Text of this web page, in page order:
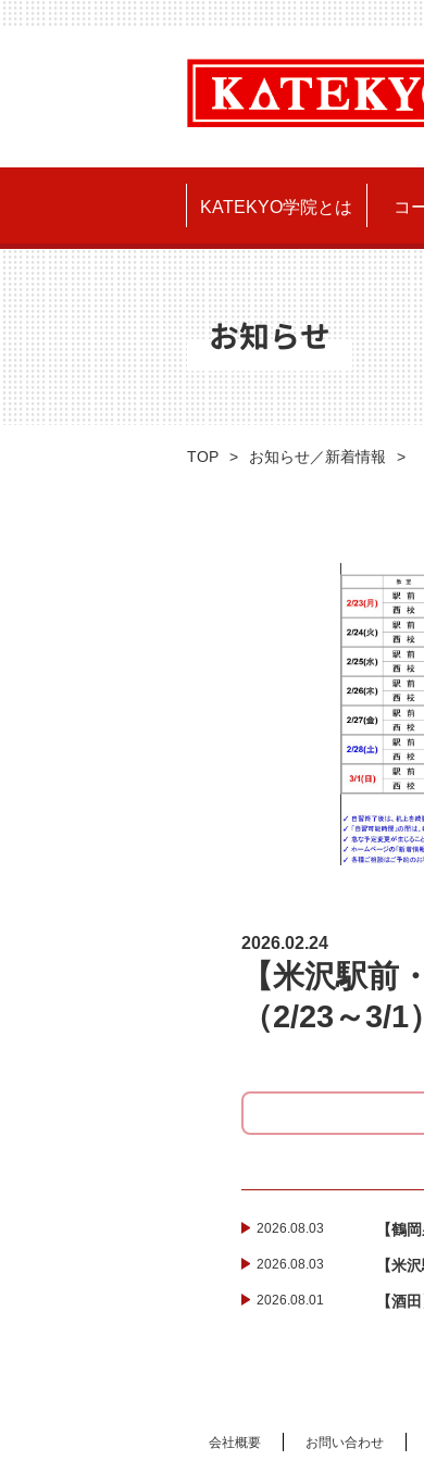
KATEKYO学院とは コ
お知らせ
TOP お知らせ／新着情報
2026.02.24
【米沢駅前
（2/23～3/1）
2026.08.03 【鶴
2026.08.03 【米
2026.08.01 【酒
会社概要 お問い合わせ